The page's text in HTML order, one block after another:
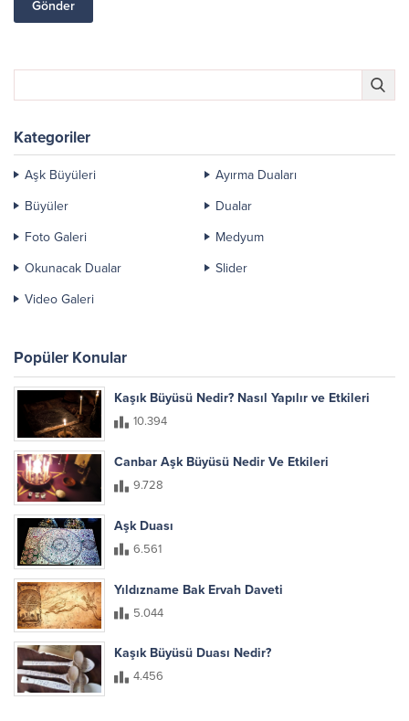
Kategoriler
Aşk Büyüleri
Ayırma Duaları
Büyüler
Dualar
Foto Galeri
Medyum
Okunacak Dualar
Slider
Video Galeri
Popüler Konular
Kaşık Büyüsü Nedir? Nasıl Yapılır ve Etkileri
10.394
Canbar Aşk Büyüsü Nedir Ve Etkileri
9.728
Aşk Duası
6.561
Yıldızname Bak Ervah Daveti
5.044
Kaşık Büyüsü Duası Nedir?
4.456